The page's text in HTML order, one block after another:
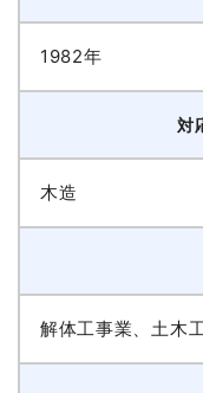
1982年
対
木造
解体工事業、土木